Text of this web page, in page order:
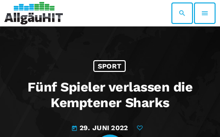
search menu
SPORT
Fünf Spieler verlassen die
Kemptener Sharks
today 29. JUNI 2022